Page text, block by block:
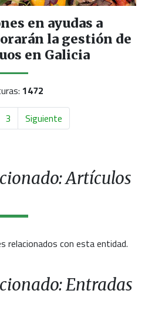
en ayudas a
la gestión de
en Galicia
1472
3 Siguiente
Artículos
relacionados con esta entidad.
Entradas